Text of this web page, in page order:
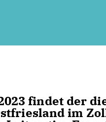
findet der
im